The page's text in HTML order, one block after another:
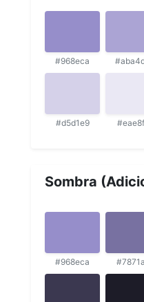
#968eca
#d5d1e9
Sombra
#968eca